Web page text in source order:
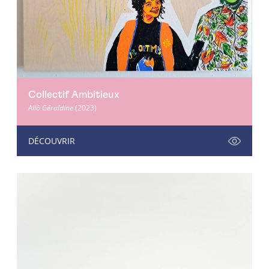
Collectif Ambitieux
Allô Géraldine(2023)
DÉCOUVRIR